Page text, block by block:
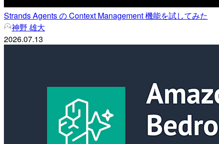
Strands Agents の Context Management 機能を試してみた
神野 雄大
2026.07.13